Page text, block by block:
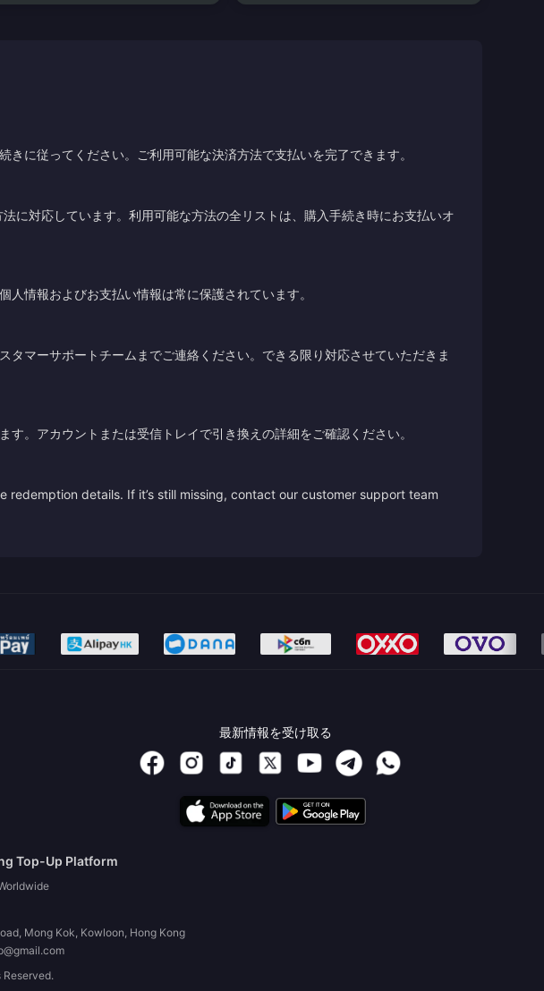
に従ってください。ご利用可能な決済方法で支払いを完了できます。
に対応しています。利用可能な方法の全リストは、購入手続き時にお支払いオ
情報およびお支払い情報は常に保護されています。
マーサポートチームまでご連絡ください。できる限り対応させていただきま
。アカウントまたは受信トレイで引き換えの詳細をご確認ください。
details. If it’s still missing, contact our customer support team
最新情報を受け取る
Top-Up Platform
Mong Kok, Kowloon, Hong Kong